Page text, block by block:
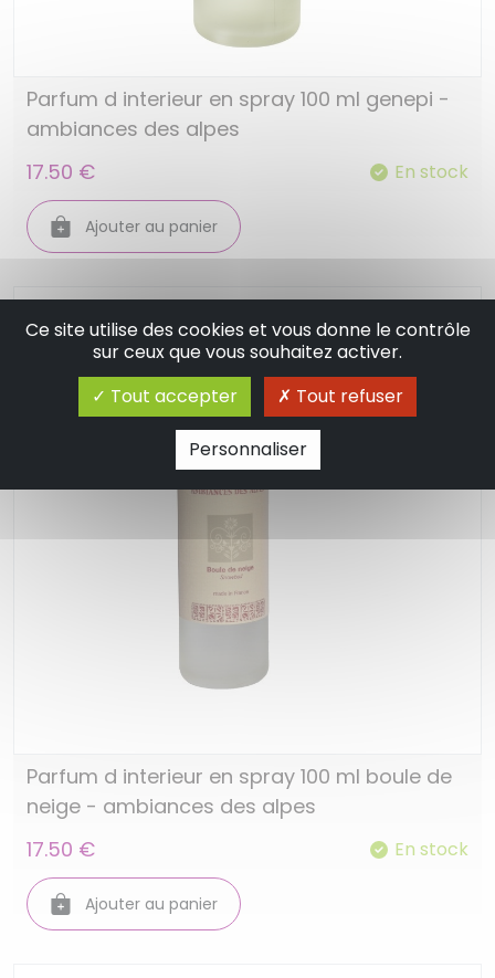
Parfum d interieur en spray 100 ml genepi -
ambiances des alpes
17.50 €
En stock
Ajouter au panier
Parfum d interieur en spray 100 ml boule de
neige - ambiances des alpes
17.50 €
En stock
Ajouter au panier
Ce site utilise des cookies et vous donne le contrôle
sur ceux que vous souhaitez activer.
Tout accepter
Tout refuser
Personnaliser